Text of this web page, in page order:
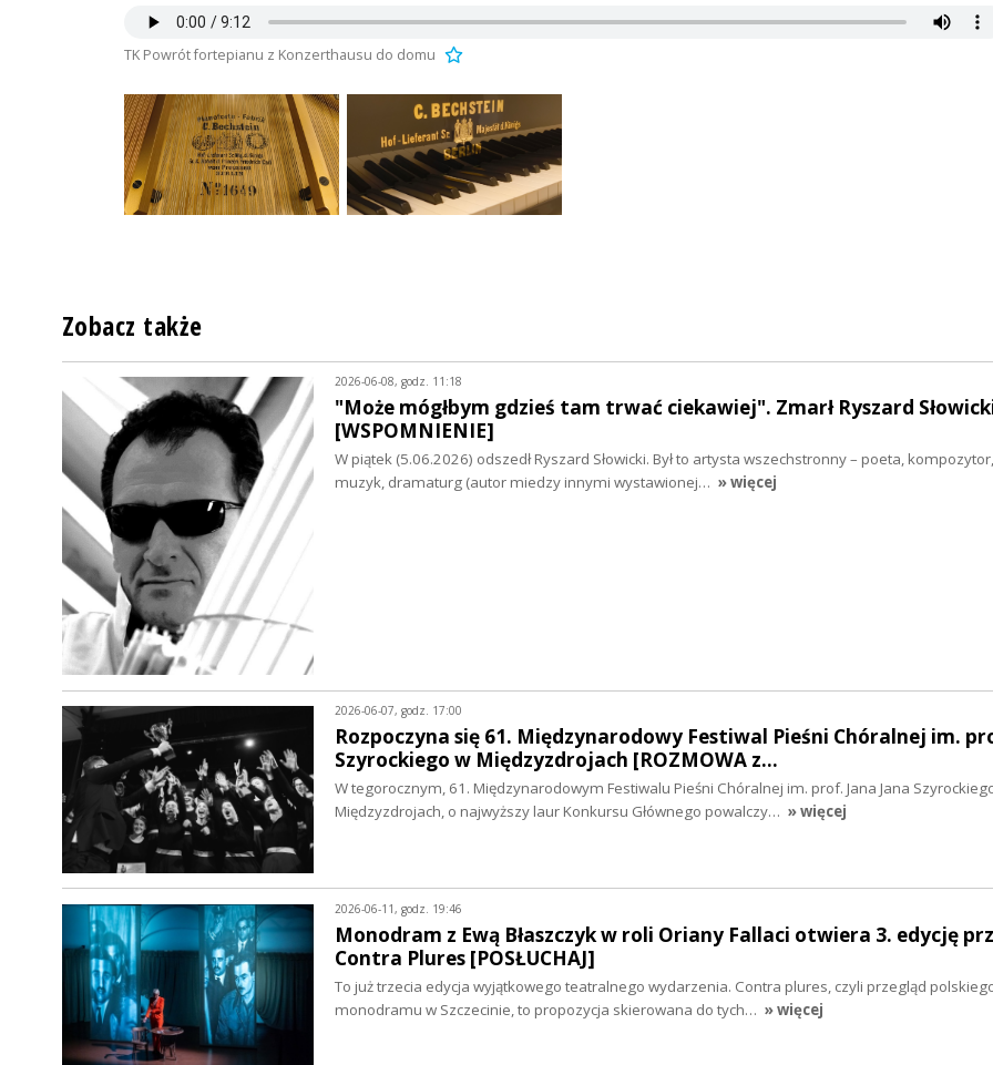
TK Powrót fortepianu z Konzerthausu do domu
Zobacz także
2026-06-08, godz. 11:18
"Może mógłbym gdzieś tam trwać ciekawiej". Zmarł Ryszard
[WSPOMNIENIE]
W piątek (5.06.2026) odszedł Ryszard Słowicki. Był to artysta wszechstronny – poeta,
muzyk, dramaturg (autor miedzy innymi wystawionej… » więcej
2026-06-07, godz. 17:00
Rozpoczyna się 61. Międzynarodowy Festiwal Pieśni Chóralnej im.
Szyrockiego w Międzyzdrojach [ROZMOWA z…
W tegorocznym, 61. Międzynarodowym Festiwalu Pieśni Chóralnej im. prof. Jana Jana
Międzyzdrojach, o najwyższy laur Konkursu Głównego powalczy… » więcej
2026-06-11, godz. 19:46
Monodram z Ewą Błaszczyk w roli Oriany Fallaci otwiera 3. edycję
Contra Plures [POSŁUCHAJ]
To już trzecia edycja wyjątkowego teatralnego wydarzenia. Contra plures, czyli przegląd
monodramu w Szczecinie, to propozycja skierowana do tych… » więcej